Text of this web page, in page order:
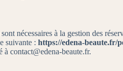
nécessaires à la gestion des
suivante : https://edena-beaute.fr/
contact@edena-beaute.fr.